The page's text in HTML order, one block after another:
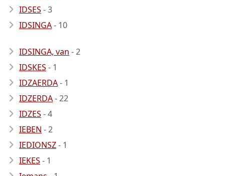
IDSES - 3
IDSINGA- 10
IDSINGA, van - 2
IDSKES - 1
IDZAERDA- 1
IDZERDA- 22
IDZES - 4
IEBEN - 2
IEDIONSZ- 1
IEKES - 1